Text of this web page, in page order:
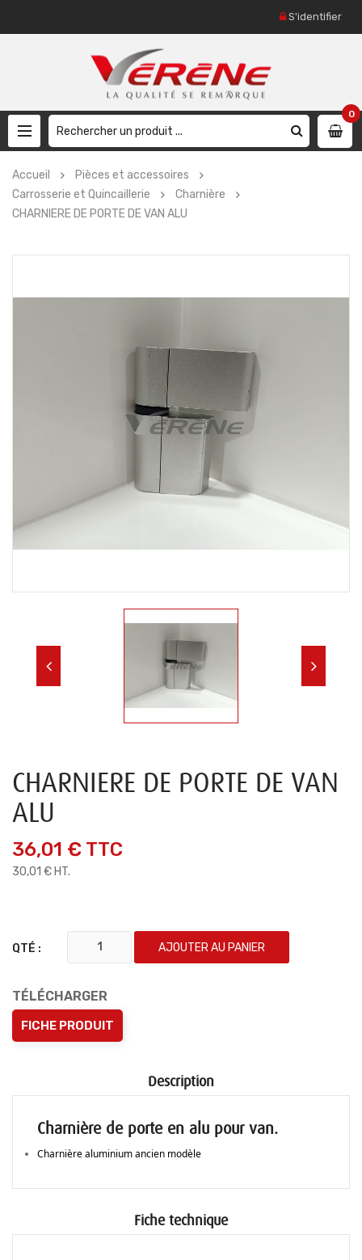
S'identifier
0
Accueil
Pièces et accessoires
Carrosserie et Quincaillerie
Charnière
CHARNIERE DE PORTE DE VAN ALU
CHARNIERE DE PORTE DE VAN
ALU
36,01 € TTC
30,01 € HT.
QTÉ : AJOUTER AU PANIER
TÉLÉCHARGER
FICHE PRODUIT
Description
Charnière de porte en alu pour van.
Charnière aluminium ancien modèle
Fiche technique